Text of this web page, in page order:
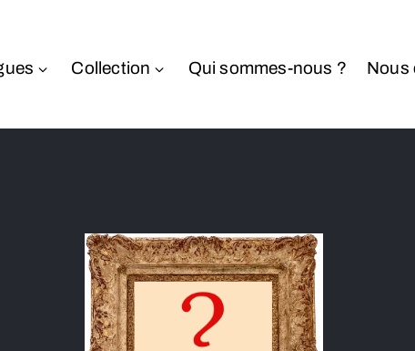
Collection Qui sommes-nous ? Nous